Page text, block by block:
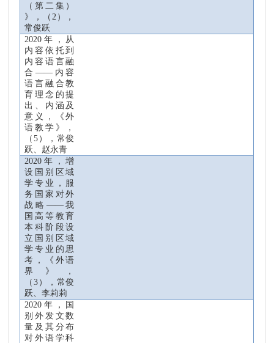
（第二集）
》，
（ 2 ）
，
常俊跃
2020 年，从
内容依托到
内容语言融
合——内容
语言融合教
育理念的提
出、内涵及
意义，《外
语教学》，
（5 ）
，常俊
跃、赵永青
2020 年，增
设国别区域
学专业，服
务国家对外
战略——我
国高等教育
本科阶段设
立国别区域
学专业的思
考，《外语
界》，
（3 ）
，常俊
跃、李莉莉
2020 年，国
别外发文数
量及其分布
对外语学科